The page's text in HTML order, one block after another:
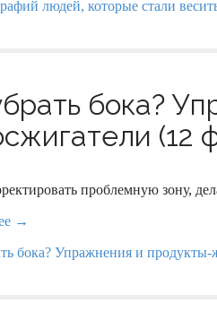
бока?
(12
проблемную зону,
→